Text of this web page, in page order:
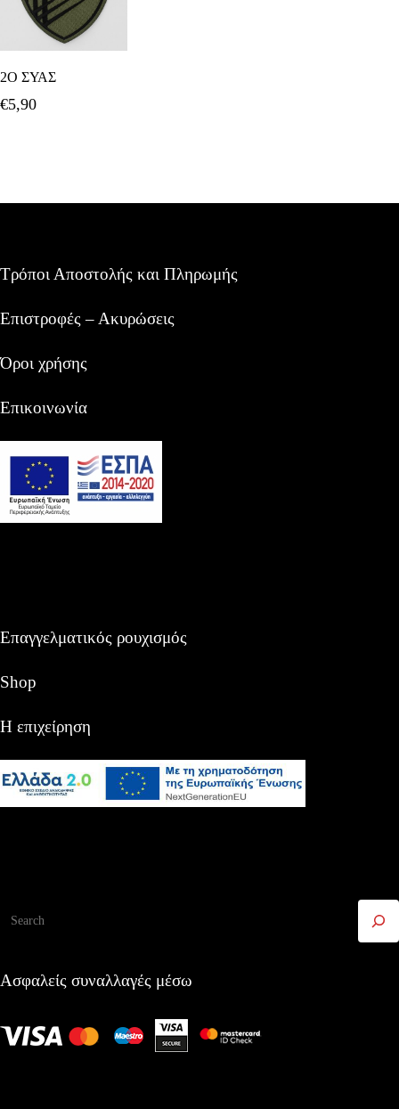
2Ο ΣΥΑΣ
€5,90
Τρόποι Αποστολής και Πληρωμής
Επιστροφές – Ακυρώσεις
Όροι χρήσης
Επικοινωνία
Επαγγελματικός ρουχισμός
Shop
Η επιχείρηση
Ασφαλείς συναλλαγές μέσω